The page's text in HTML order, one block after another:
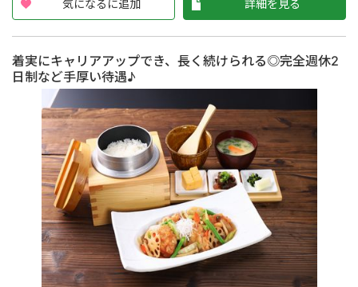
気になるに追加 詳細を見る
着実にキャリアアップでき、長く続けられる◎完全週休2
日制など手厚い待遇♪